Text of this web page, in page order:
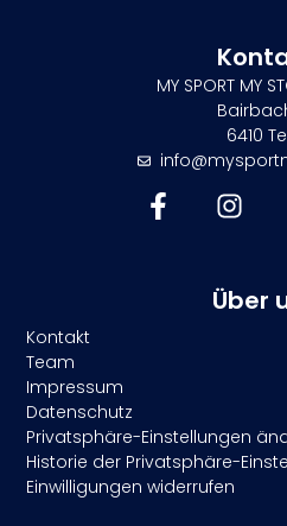
MY SPORT MY
6410
Über
Kontakt
Team
Impressum
Datenschutz
Privatsphäre-Einstellungen
Historie der Privatsphäre-
Einwilligungen widerrufen